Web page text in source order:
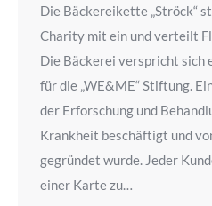
Die Bäckereikette „Ströck“
Charity mit ein und verteilt
Die Bäckerei verspricht sich
für die „WE&ME“ Stiftung.
der Erforschung und
Krankheit beschäftigt und
gegründet wurde. Jeder
einer Karte zu…